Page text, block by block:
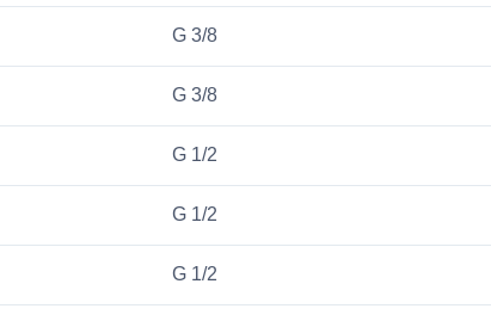
G 3/8
G 3/8
G 1/2
G 1/2
G 1/2